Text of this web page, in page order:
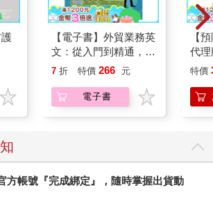
Silko、Edith Södergran、譚恩美、莫
學作品描繪出我們共同的勇氣，一方面艱困
方面申明身體自主權對人類自由與健全是多
種文化上、政治上、宗教上的壓迫，要我們
的抉擇，會對我們造成多麼可怕的情緒和生
該從現在開始好好體會的文字。
心智」聚焦於大家是如何做出往往很煎熬的
在一些不能公開談論人工流產的時代和文化
擔這個決定的重量，忍受沉默不語的壓抑
【電子書】外貿業務英
文：從入門到精通，一
本搞定外貿全流程【有
7 折 特價 266 元
電子書
【
代
限
特價
方帳號『完成綁定』，隨時掌握出貨動